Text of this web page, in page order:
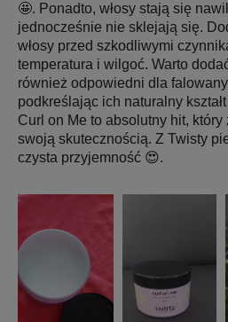
🤩. Ponadto, włosy stają się
jednocześnie nie sklejają się.
włosy przed szkodliwymi
temperatura i wilgoć. Warto
również odpowiedni dla
podkreślając ich naturalny
Curl on Me to absolutny hit, który
swoją skutecznością. Z Twisty
czysta przyjemność 😍.